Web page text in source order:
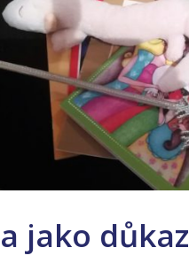
jako důkaz